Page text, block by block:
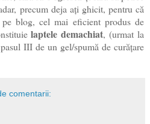
precum deja ați ghicit, pentru că
blog, cel mai eficient produs de
laptele demachiat, (urmat la
III de un gel/spumă de curățare
comentarii: